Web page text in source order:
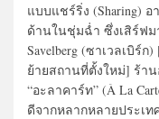
แบบแชร์ริ่ง (Sharing)
ด้านในชุ่มฉ่ำ ซึ่งเสิร์ฟ
Savelberg (ซาเวลเบิร์
ย้ายสถานที่ตั้งใหม่] ร้า
“อะลาคาร์ท” (À La
ดีจากหลากหลายประเ